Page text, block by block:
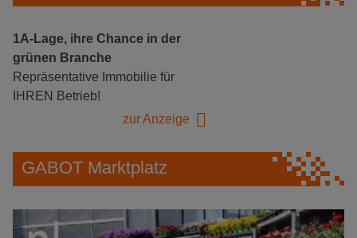
1A-Lage, ihre Chance in der
grünen Branche
Repräsentative Immobilie für
IHREN Betrieb!
zur Anzeige
GABOT Marktplatz